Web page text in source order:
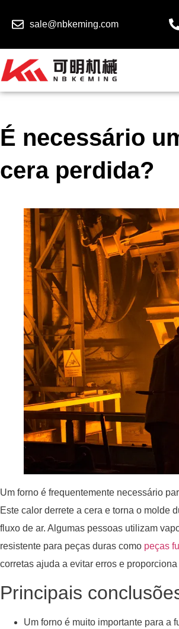
sale@nbkeming.com
É necessário
cera perdida?
Um forno é frequentemente necessário
Este calor derrete a cera e torna o molde
fluxo de ar. Algumas pessoas utilizam
resistente para peças duras como peças
corretas ajuda a evitar erros e
Principais
Um forno é muito importante para a